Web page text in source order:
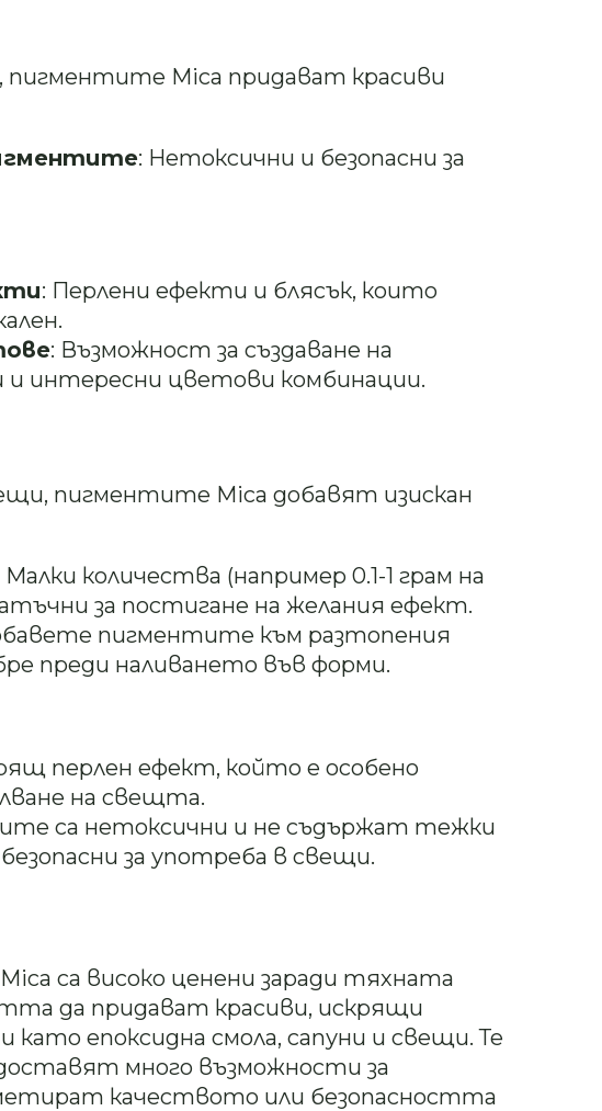
пигментите Mica придават красиви
: Нетоксични и безопасни за
: Перлени ефекти и блясък, които
: Възможност за създаване на
и интересни цветови комбинации.
пигментите Mica добавят изискан
Малки количества (например 0.1-1 грам на
за постигане на желания ефект.
пигментите към разтопения
преди наливането във форми.
перлен ефект, който е особено
на свещта.
са нетоксични и не съдържат тежки
за употреба в свещи.
са високо ценени заради тяхната
да придават красиви, искрящи
епоксидна смола, сапуни и свещи. Те
много възможности за
качеството или безопасността